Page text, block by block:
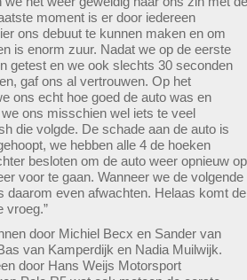
moment is er door iedereen
ons debuut te kunnen maken en om
is enorm zuur. Nadat we op de eerste
getest en we ook slechts 30 seconden
gaf ons al vertrouwen. Op het
ons echt hoe goed de auto was en
ons misschien wel iets te veel
die volgde. De schade aan de auto is
we hebben alle 4 de hoeken
besloten om de auto weer opnieuw op
voor te gaan. Wanneer we de volgende
daarom even afwachten. Helaas komt de
vroeg.”
door Michiel Becx en Sander van
van Kamperdijk en Nadia Muilwijk.
door Hans Weijs Motorsport